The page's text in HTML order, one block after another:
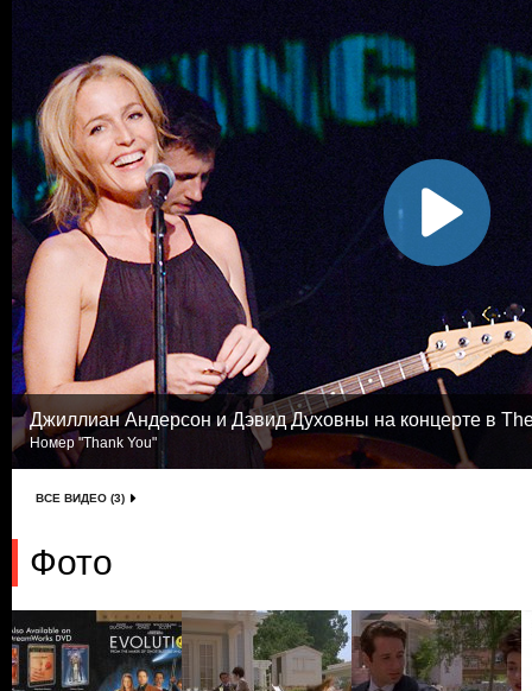
Джиллиан Андерсон и Дэвид Духовны на концерте в
Номер "Thank You"
ВСЕ ВИДЕО (3)
Фото